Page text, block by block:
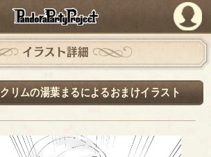
PandoraPartyProject
イラスト詳細
リムの湯葉まるによるおまけイラスト